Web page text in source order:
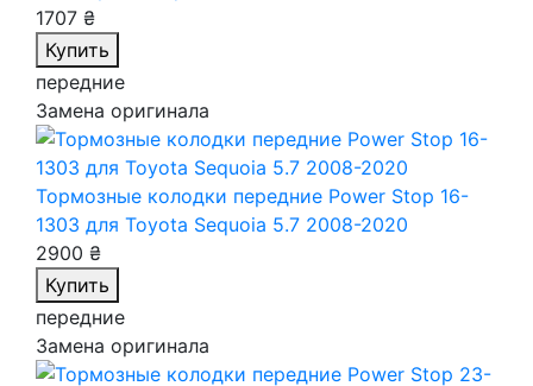
1707 ₴
Купить
передние
Замена оригинала
Тормозные колодки передние Power Stop 16-
1303 для Toyota Sequoia 5.7 2008-2020
2900 ₴
Купить
передние
Замена оригинала